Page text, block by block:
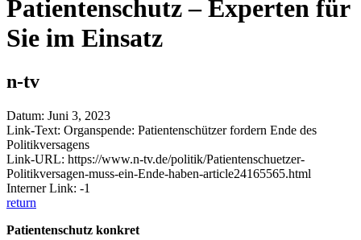
Patientenschutz – Experten für
Sie im Einsatz
n-tv
Datum: Juni 3, 2023
Link-Text: Organspende: Patientenschützer fordern Ende des
Politikversagens
Link-URL: https://www.n-tv.de/politik/Patientenschuetzer-
Politikversagen-muss-ein-Ende-haben-article24165565.html
Interner Link: -1
return
Patientenschutz konkret